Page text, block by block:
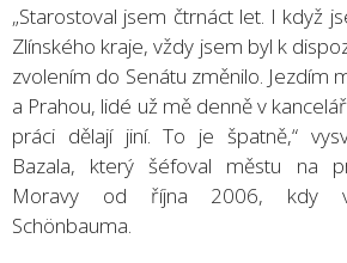
„Starostoval jsem čtrnáct let. I když
Zlínského kraje, vždy jsem byl k
zvolením do Senátu změnilo. Jezdím
a Prahou, lidé už mě denně v
práci dělají jiní. To je špatně,“
Bazala, který šéfoval městu na
Moravy od října 2006, kdy
Schönbauma.